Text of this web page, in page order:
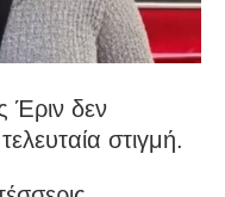
Έριν δεν
στιγμή.